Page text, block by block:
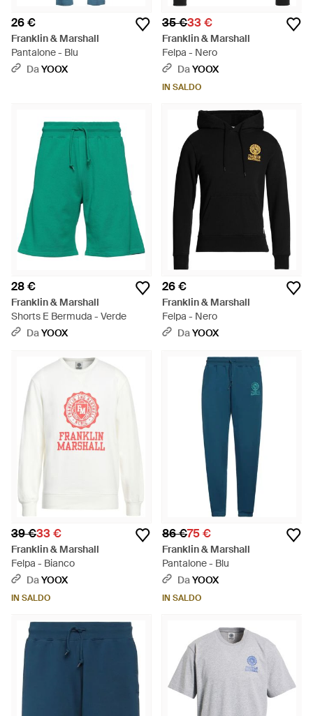
26 €
Franklin & Marshall
Pantalone - Blu
DaYOOX
35 €33 €
Franklin & Marshall
Felpa - Nero
DaYOOX
IN SALDO
28 €
Franklin & Marshall
Shorts E Bermuda - Verde
DaYOOX
26 €
Franklin & Marshall
Felpa - Nero
DaYOOX
39 €33 €
Franklin & Marshall
Felpa - Bianco
DaYOOX
IN SALDO
86 €75 €
Franklin & Marshall
Pantalone - Blu
DaYOOX
IN SALDO